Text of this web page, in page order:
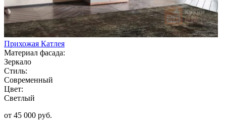
Прихожая Катлея
Материал фасада:
Зеркало
Стиль:
Современный
Цвет:
Светлый
от 45 000 руб.